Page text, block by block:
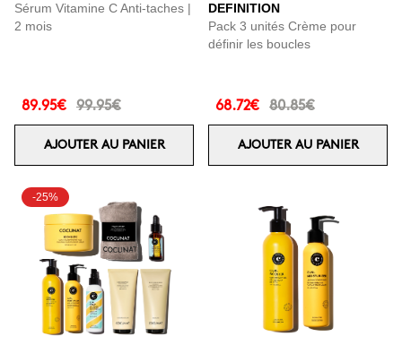
Sérum Vitamine C Anti-taches |
2 mois
89.95€ 99.95€
AJOUTER AU PANIER
DEFINITION
Pack 3 unités Crème pour
définir les boucles
68.72€ 80.85€
AJOUTER AU PANIER
-25%